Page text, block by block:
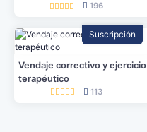
196
Suscripción
Vendaje correctivo y ejercicio
terapéutico
113